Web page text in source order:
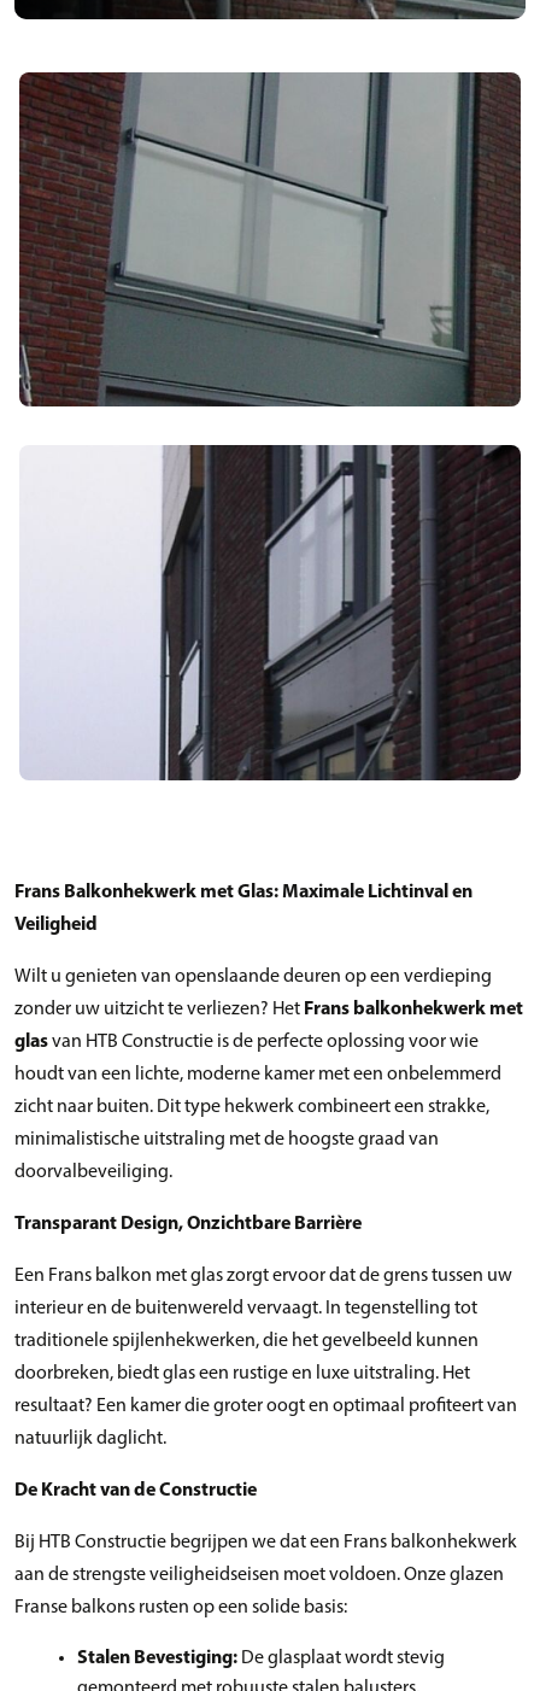
Frans Balkonhekwerk met Glas: Maximale Lichtinval en
Veiligheid
Wilt u genieten van openslaande deuren op een verdieping
zonder uw uitzicht te verliezen? Het Frans balkonhekwerk met
glasvan HTB Constructie is de perfecte oplossing voor wie
houdt van een lichte, moderne kamer met een onbelemmerd
zicht naar buiten. Dit type hekwerk combineert een strakke,
minimalistische uitstraling met de hoogste graad van
doorvalbeveiliging.
Transparant Design, Onzichtbare Barrière
Een Frans balkon met glas zorgt ervoor dat de grens tussen uw
interieur en de buitenwereld vervaagt. In tegenstelling tot
traditionele spijlenhekwerken, die het gevelbeeld kunnen
doorbreken, biedt glas een rustige en luxe uitstraling. Het
resultaat? Een kamer die groter oogt en optimaal profiteert van
natuurlijk daglicht.
De Kracht van de Constructie
Bij HTB Constructie begrijpen we dat een Frans balkonhekwerk
aan de strengste veiligheidseisen moet voldoen. Onze glazen
Franse balkons rusten op een solide basis:
Stalen Bevestiging: De glasplaat wordt stevig